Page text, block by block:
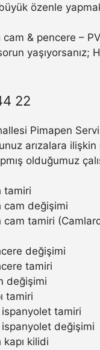
özenle
& pencere –
yaşıyorsanız;
22
Pimapen
arızalara ilişkin
olduğumuz
tamiri
cam değişimi
cam tamiri
değişimi
tamiri
değişimi
tamiri
tamiri
değişimi
kilidi